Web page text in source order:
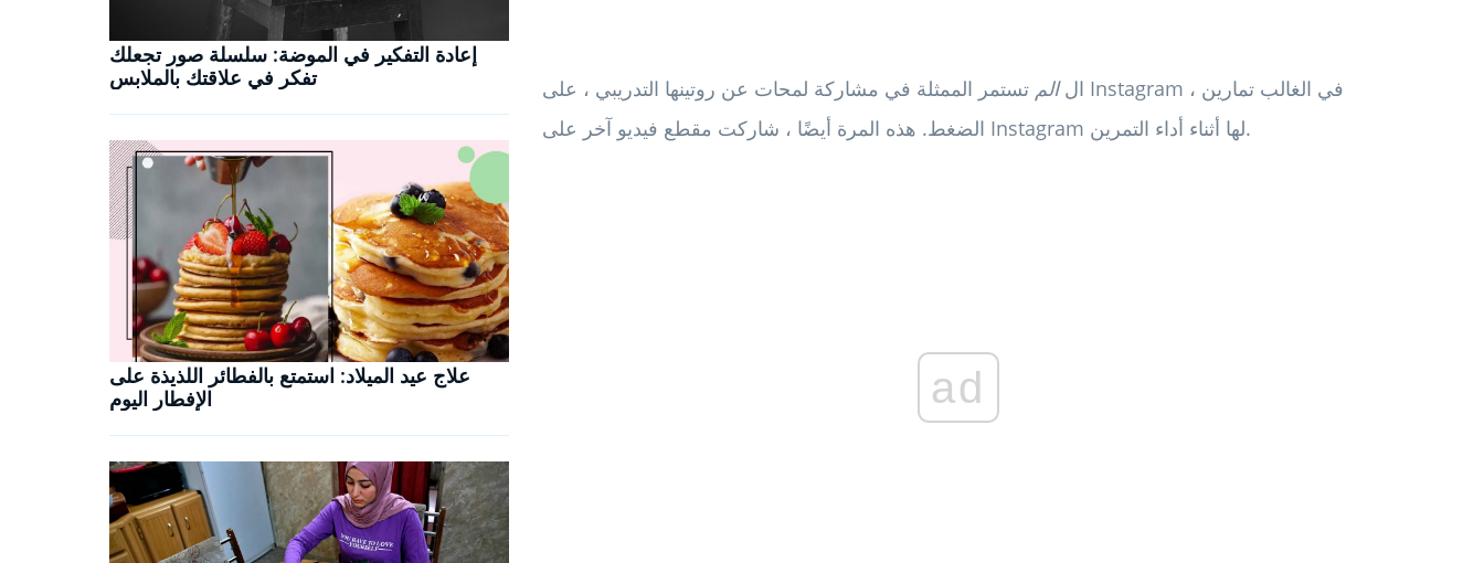
إعادة التفكير في الموضة: سلسلة صور تجعلك
تفكر في علاقتك بالملابس
علاج عيد الميلاد: استمتع بالفطائر اللذيذة على
الإفطار اليوم
الالم تستمر الممثلة في مشاركة لمحات عن روتينها التدريبي ، على Instagram ، في الغالب تمارين
الضغط. هذه المرة أيضًا ، شاركت مقطع فيديو آخر على Instagram لها أثناء أداء التمرين.
ad